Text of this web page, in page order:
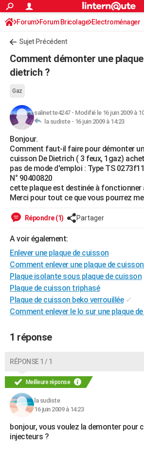
ACTUALITÉS
Politique
Société
Faits Divers
Education
Monde
Villes
+
Programme TV
TNTStreaming
Cinéma
Sorties cinéma
Musique
FINANCE
Retraite
Impôts
Epargne
Immobilier
Risques naturels par ville
Banque
Assurance
Crédit
AUTO
Essais
Réserver un essai
Citadines
Berlines
SUV
Forum auto
HIGH-TECH
Mobiles
Meilleur smartphone
Internet
Ordinateurs
Jeux vidéo
Guide high-tech
BRICOLAGE
Forum
Aménagement intérieur
Extérieur
Cuisine
Salle de bains
Jardinage
Rangement
WEEK-END
Guides de France
Escapades
Patrimoine
Expositions
Musées
Week-end nature
+LIFESTYLE
Art de vivre
Bien-être
Loisirs
Mode
Modes de vie
SANTE
VOYAGE
GUIDES D'ACHAT
BONS PLANS
CARTE DE VOEUX
Carte de Noël
Carte Bonne année
Carte Saint-Valentin
Carte Pâques
Carte d'anniversaire
DICTIONNAIRE
Service militaire
Avis de recherche
FORUM
Bricolage
Lifestyle
Culture
Sport
Auto
Television
Voyage
Cinema
S'inscrire
Connexion
Forum Forum Bricolage Electroménager
Sujet Précédent
Comment démonter une
dietrich ?
Gaz
salinette4247- Modifié le 16 juin 2009 à
la sudiste - 16 juin 2009 à 14:23
Bonjour.
Comment faut-il faire pour démonter
cuisson De Dietrich ( 3 feux, 1gaz)
pas de mode d'emploi : Type TS 0273f11
N° 90400820
cette plaque est destinée à fonctionner
Merci pour tout ce que vous pourrez
Répondre (1) Partager
A voir également:
Enlever une plaque de cuisson
Comment enlever une plaque de
Plaque isolante sous plaque de cuisson
Plaque de cuisson triphasé
Plaque de cuisson beko verrouillée ✓
Comment enlever le lo sur une plaque
1 réponse
RÉPONSE 1 / 1
Meilleure réponse
la sudiste
16 juin 2009 à 14:23
bonjour, vous voulez la demonter pour
injecteurs ?